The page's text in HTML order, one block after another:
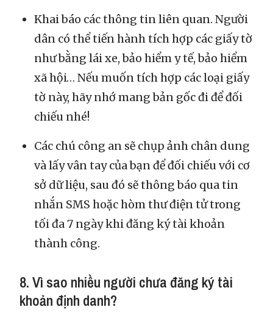
Khai báo các thông tin liên quan. Người
dân có thể tiến hành tích hợp các giấy tờ
như bằng lái xe, bảo hiểm y tế, bảo hiểm
xã hội… Nếu muốn tích hợp các loại giấy
tờ này, hãy nhớ mang bản gốc đi để đối
chiếu nhé!
Các chú công an sẽ chụp ảnh chân dung
và lấy vân tay của bạn để đối chiếu với cơ
sở dữ liệu, sau đó sẽ thông báo qua tin
nhắn SMS hoặc hòm thư điện tử trong
tối đa 7 ngày khi đăng ký tài khoản
thành công.
8. Vì sao nhiều người chưa đăng ký tài
khoản định danh?